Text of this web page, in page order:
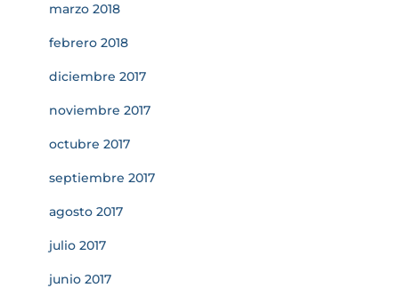
marzo 2018
febrero 2018
diciembre 2017
noviembre 2017
octubre 2017
septiembre 2017
agosto 2017
julio 2017
junio 2017